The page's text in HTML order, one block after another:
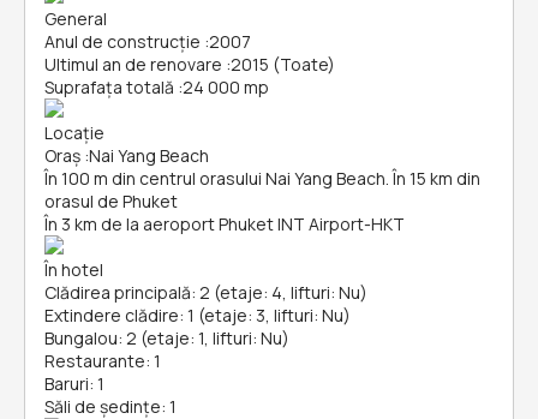
General
Anul de construcție :2007
Ultimul an de renovare :2015 (Toate)
Suprafața totală :24 000 mp
Locație
Oraș :Nai Yang Beach
În 100 m din centrul orasului Nai Yang Beach. În 15 km din
orasul de Phuket
În 3 km de la aeroport Phuket INT Airport-HKT
În hotel
Clădirea principală: 2 (etaje: 4, lifturi: Nu)
Extindere clădire: 1 (etaje: 3, lifturi: Nu)
Bungalou: 2 (etaje: 1, lifturi: Nu)
Restaurante: 1
Baruri: 1
Săli de ședințe: 1